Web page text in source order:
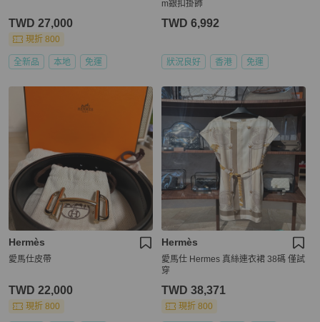
TWD 27,000
現折 800
全新品 本地 免運
m銀扣掛飾
TWD 6,992
狀況良好 香港 免運
Hermès
愛馬仕皮帶
TWD 22,000
現折 800
Hermès
愛馬仕 Hermes 真絲連衣裙 38碼 僅試
穿
TWD 38,371
現折 800